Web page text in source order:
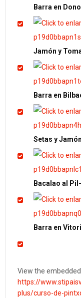
Barra en
Jamón y
Barra en
Setas y Jamón
Bacalao al
Barra en
View the
https://
plus/curso-de-